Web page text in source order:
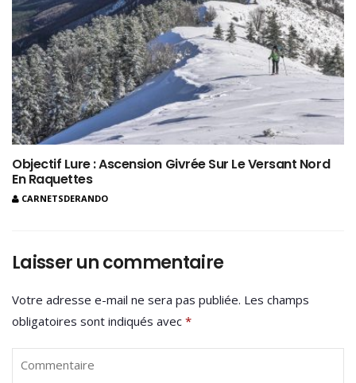
Objectif Lure : Ascension Givrée Sur Le Versant Nord
En Raquettes
CARNETSDERANDO
Laisser un commentaire
Votre adresse e-mail ne sera pas publiée. Les champs
obligatoires sont indiqués avec *